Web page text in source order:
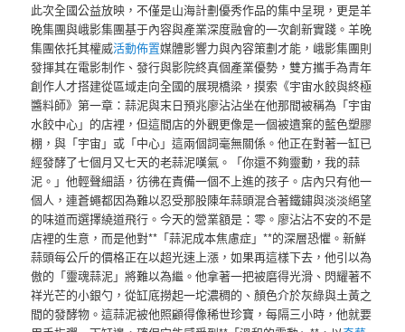
此次全國公益放映，不僅是山海計劃優秀作品的集中呈現，更是羊
晚集團與峨影集團基于內容與產業深度融會的一次創新實踐。羊晚
集團依托其權威活動佈置媒體影響力與內容策劃才能，峨影集團則
發揮其在電影制作、發行與影院終真個產業優勢，雙方攜手為青年
創作人才搭建從區域走向全國的展現橋梁，摸索《宇宙水餃與終極
醬料師》第一章：蒜泥與末日預兆廖沾沾坐在他那間被稱為「宇宙
水餃中心」的店裡，但這間店的外觀更像是一個被遺棄的藍色塑膠
棚，與「宇宙」或「中心」這兩個詞毫無關係。他正在對著一缸已
經發酵了七個月又七天的老蒜泥嘆氣。「你還不夠靈動，我的蒜
泥。」他輕聲細語，彷彿在責備一個不上進的孩子。店內只有他一
個人，連蒼蠅都因為難以忍受那股陳年蒜頭混合著鐵鏽與淡淡絕望
的味道而選擇繞道飛行。今天的營業額是：零。廖沾沾不安的不是
店裡的生意，而是他對**「蒜泥成本焦慮症」**的深層恐懼。新鮮
蒜頭每公斤的價格正在以超光速上漲，如果再這樣下去，他引以為
傲的「靈魂蒜泥」將難以為繼。他拿著一把被磨得光滑、閃耀著不
祥光芒的小銀勺，從缸底撈起一坨濃稠的、顏色介於灰綠與土黃之
間的發酵物。這蒜泥被他照顧得像稀世珍寶，每隔三小時，他就要